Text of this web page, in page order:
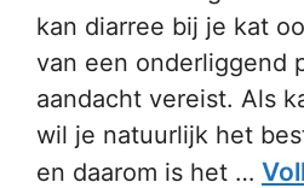
kan diarree bij je kat
van een onderliggend
aandacht vereist. Als
wil je natuurlijk het
en daarom is het …